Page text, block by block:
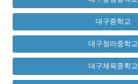
대구중학교
대구청라중학교
대구체육중학교